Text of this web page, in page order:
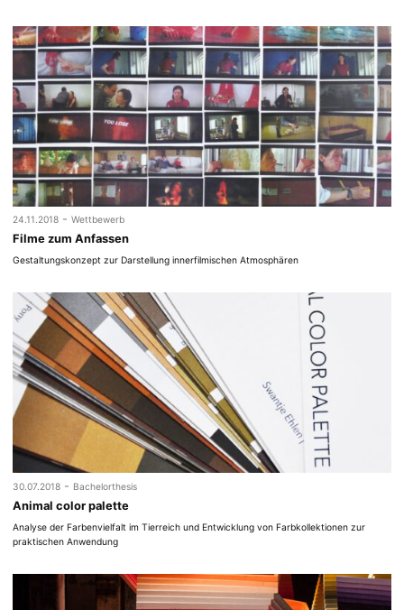
24.11.2018 - Wettbewerb
Filme zum Anfassen
Gestaltungskonzept zur Darstellung innerfilmischen Atmosphären
30.07.2018 - Bachelorthesis
Animal color palette
Analyse der Farbenvielfalt im Tierreich und Entwicklung von Farbkollektionen zur
praktischen Anwendung